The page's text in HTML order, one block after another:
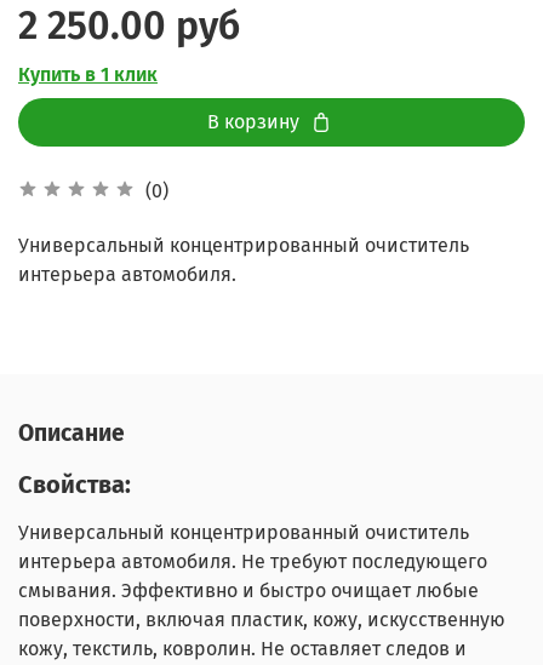
(0)
2 250.00 руб
Купить в 1 клик
В корзину
Универсальный концентрированный очиститель
интерьера автомобиля.
Описание
Свойства:
Универсальный концентрированный очиститель
интерьера автомобиля. Не требуют последующего
смывания. Эффективно и быстро очищает любые
поверхности, включая пластик, кожу, искусственную
кожу, текстиль, ковролин. Не оставляет следов и